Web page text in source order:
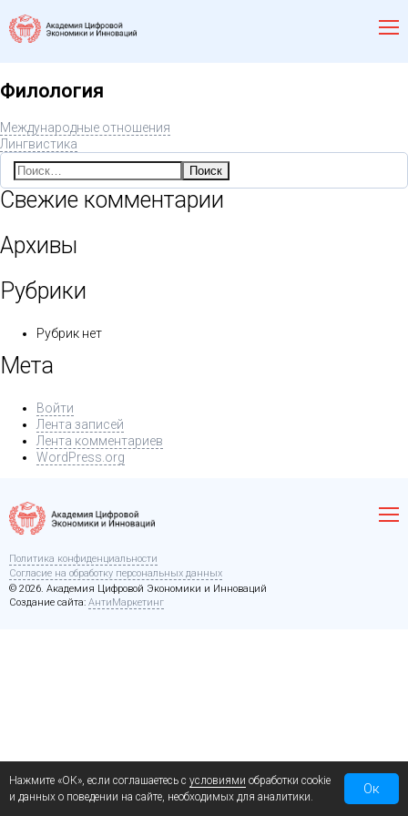
Филология
Международные отношения
Лингвистика
Найти:
Свежие комментарии
Архивы
Рубрики
Рубрик нет
Мета
Войти
Лента записей
Лента комментариев
WordPress.org
Политика конфиденциальности
Согласие на обработку персональных данных
© 2026. Академия Цифровой Экономики и Инноваций
Создание сайта: АнтиМаркетинг
Нажмите «ОК», если соглашаетесь с условиями обработки cookie
и данных о поведении на сайте, необходимых для аналитики.
Ок